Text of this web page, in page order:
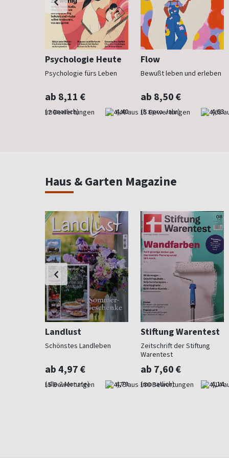
Psychologie Heute
Psychologie fürs Leben
ab 8,11 €
(monatlich) 4,40
Flow
Bewußt leben und erleben
ab 8,50 €
(8 x pro Jahr) 4,63
Haus & Garten Magazine
Landlust
Schönstes Landleben
ab 4,97 €
(alle 2 Monate) 4,79
Stiftung Warentest
Zeitschrift der Stiftung
Warentest
ab 7,60 €
(monatlich) 4,14